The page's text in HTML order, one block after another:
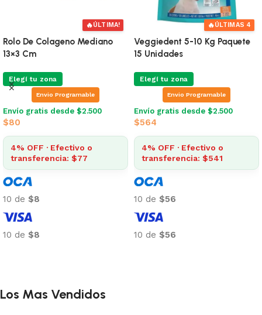
Plaque Off Snacks Perro 150
Gr
Elegí tu zona
Envio Programable
Envío gratis desde $2.500
$1.366
4% OFF · Efectivo o
transferencia: $1.311
10 de$137
10 de$137
🔥ÚLTIMAS 5
Dental Life Razas Medianas
Purina
Elegí tu zona
Envio Programable
Envío gratis desde $2.500
$278
4% OFF · Efectivo o
transferencia: $267
10 de$28
10 de$28
Los Mas Vendidos